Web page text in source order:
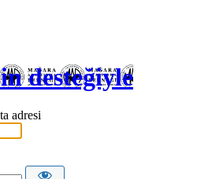
desteğiyle
adresi